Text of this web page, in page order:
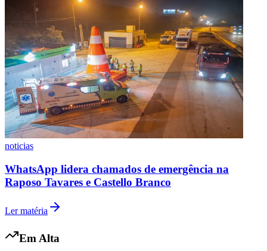
Grêmio
noticias
WhatsApp lidera chamados de emergência na
Raposo Tavares e Castello Branco
Ler matéria
Em Alta